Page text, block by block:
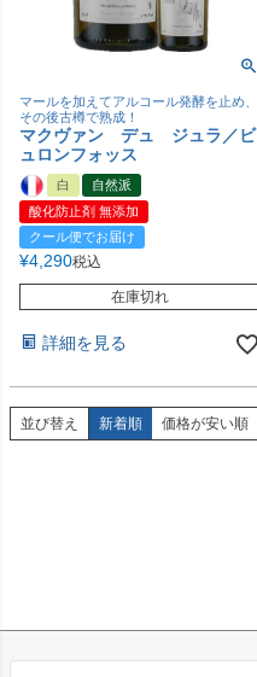
マールを加えてアルコール発酵を止め、
その後古樽で熟成！
マクヴァン デュ ジュラ／ビ
ュロンフォッス
白
自然派
酸化防止剤 無添加
クール便でお届け
¥4,290税込
在庫切れ
詳細を見る
並び替え 新着順 価格が安い順